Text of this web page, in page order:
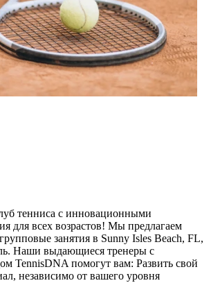
тенниса с инновационными
для всех возрастов! Мы предлагаем
занятия в Sunny Isles Beach, FL,
Наши выдающиеся тренеры с
TennisDNA помогут вам: Развить свой
независимо от вашего уровня